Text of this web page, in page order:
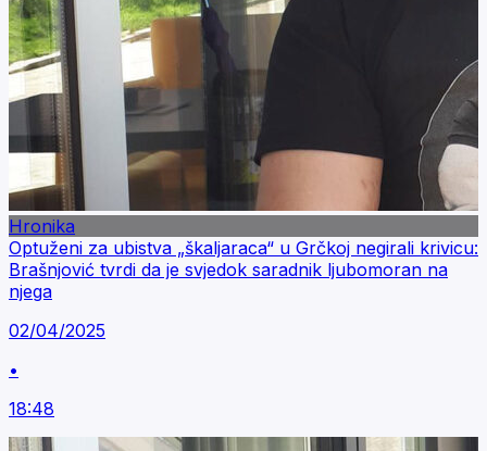
Hronika
Optuženi za ubistva „škaljaraca“ u Grčkoj negirali krivicu:
Brašnjović tvrdi da je svjedok saradnik ljubomoran na
njega
02/04/2025
•
18:48